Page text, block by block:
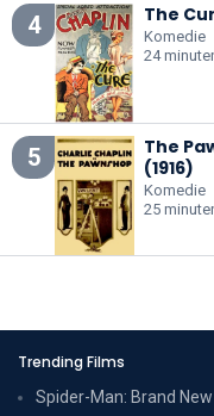
4 The
Komedie
24
5
The
(1916)
Komedie
25
Trending Films
Spider-Man: Brand